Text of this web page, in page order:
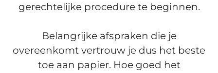
gerechtelijke procedure te beginnen.
Belangrijke afspraken die je
overeenkomt vertrouw je dus het beste
toe aan papier. Hoe goed het